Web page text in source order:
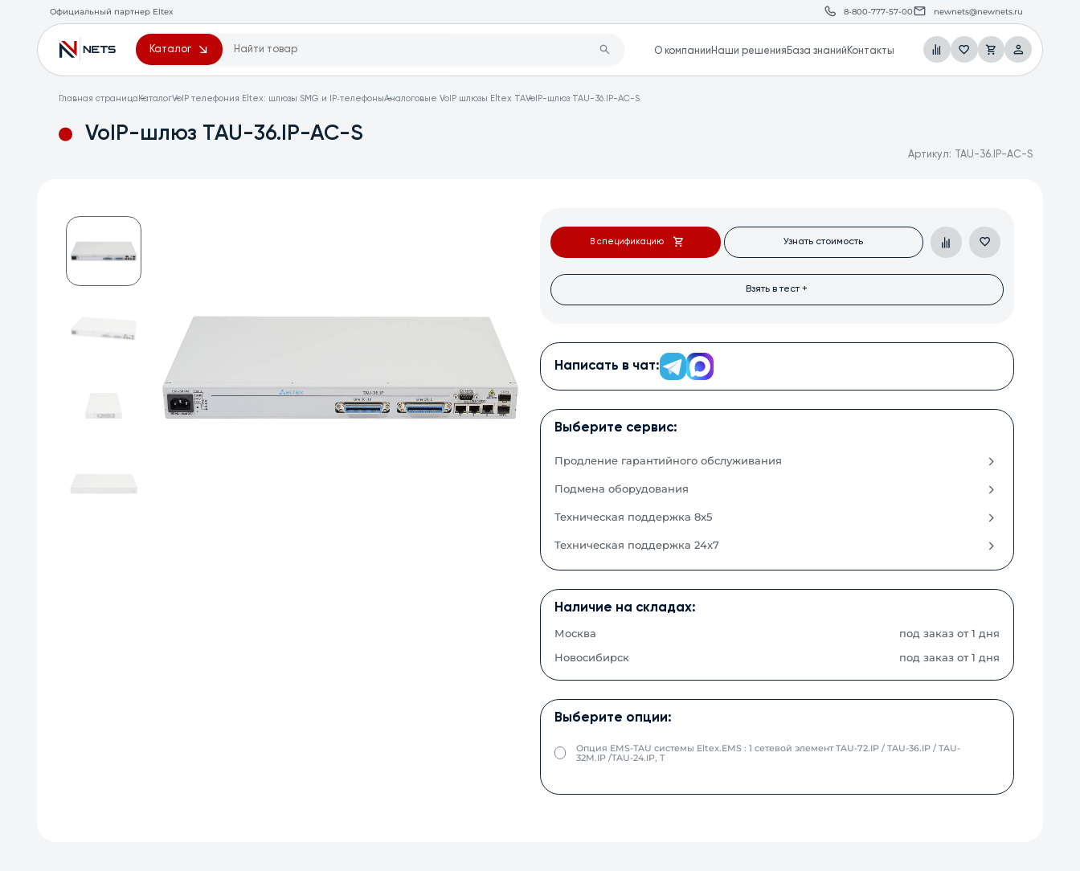
Официальный партнер Eltex 8-800-777-57-00 newnets@newnets.ru
Каталог О компании Наши решения База знаний Контакты
Главная страницаКаталогVoIP телефония Eltex: шлюзы SMG и IP‑телефоныАналоговые VoIP шлюзы Eltex TAVoIP-шлюз TAU-36.IP-AC-S
VoIP-шлюз TAU-36.IP-AC-S
Артикул: TAU-36.IP-AC-S
В спецификацию Узнать стоимость
Взять в тест +
Написать в чат:
Выберите сервис:
Продление гарантийного обслуживания
Подмена оборудования
Техническая поддержка 8x5
Техническая поддержка 24x7
Наличие на складах:
Москва
под заказ от 1 дня
Новосибирск
под заказ от 1 дня
Выберите опции:
Опция EMS-TAU системы Eltex.EMS : 1 сетевой элемент TAU-72.IP / TAU-36.IP / TAU-
32M.IP /TAU-24.IP, T